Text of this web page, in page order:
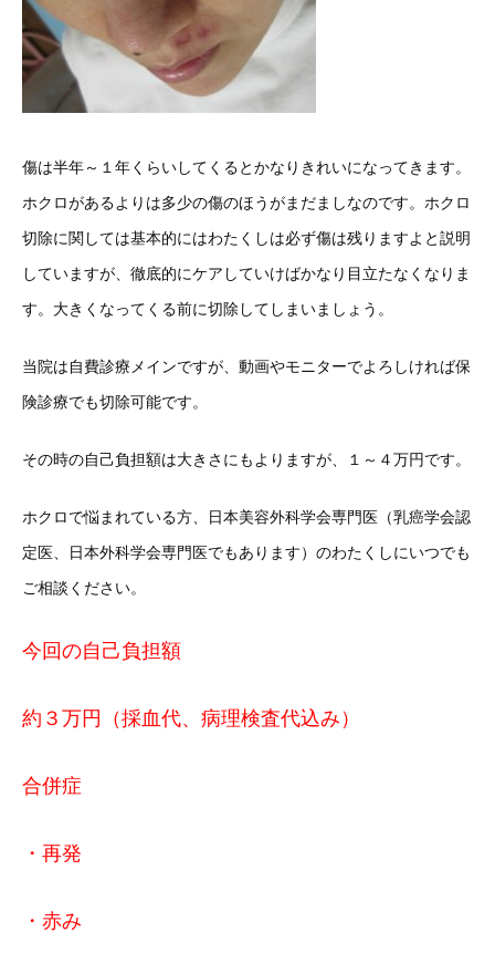
傷は半年～１年くらいしてくるとかなりきれいになってきます。
ホクロがあるよりは多少の傷のほうがまだましなのです。ホクロ
切除に関しては基本的にはわたくしは必ず傷は残りますよと説明
していますが、徹底的にケアしていけばかなり目立たなくなりま
す。大きくなってくる前に切除してしまいましょう。
当院は自費診療メインですが、動画やモニターでよろしければ保
険診療でも切除可能です。
その時の自己負担額は大きさにもよりますが、１～４万円です。
ホクロで悩まれている方、日本美容外科学会専門医（乳癌学会認
定医、日本外科学会専門医でもあります）のわたくしにいつでも
ご相談ください。
今回の自己負担額
約３万円（採血代、病理検査代込み）
合併症
・再発
・赤み